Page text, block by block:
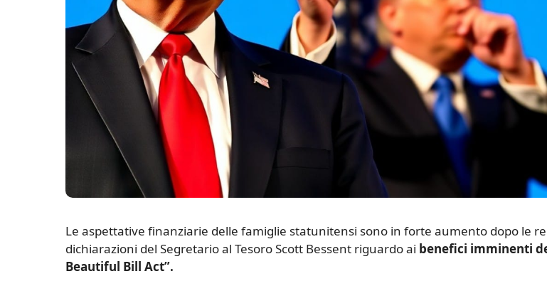
Le aspettative finanziarie delle famiglie statunitensi sono in forte aumento dopo le
dichiarazioni del Segretario al Tesoro Scott Bessent riguardo ai benefici imminenti
Beautiful Bill Act”.